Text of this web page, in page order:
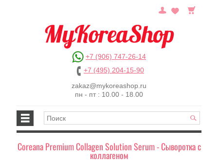
+7 (906) 747-26-14
+7 (495) 204-15-90
zakaz@mykoreashop.ru
пн - пт : 10.00 - 18.00
Coreana Premium Collagen Solution Serum - Сыворотка с
коллагеном